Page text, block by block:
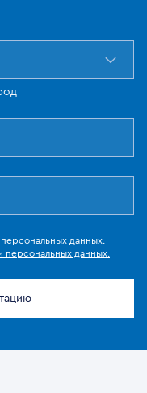
данных.
персональных данных.